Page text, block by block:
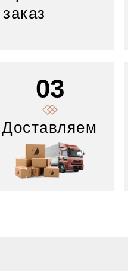
заказ
03
Доставляем